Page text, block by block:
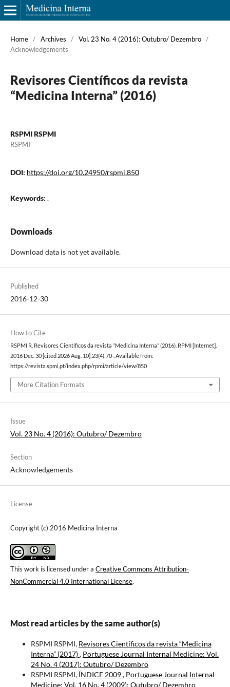
Home / Archives / Vol. 23 No. 4 (2016): Outubro/ Dezembro /
Acknowledgements
Revisores Científicos da revista
“Medicina Interna” (2016)
RSPMI RSPMI
RSPMI
DOI: https://doi.org/10.24950/rspmi.850
Keywords: .
Downloads
Download data is not yet available.
Published
2016-12-30
How to Cite
RSPMI R. Revisores Científicos da revista “Medicina Interna” (2016). RPMI [Internet].
2016 Dec. 30 [cited 2026 Aug. 10];23(4):70-. Available from:
https://revista.spmi.pt/index.php/rpmi/article/view/850
More Citation Formats
Issue
Vol. 23 No. 4 (2016): Outubro/ Dezembro
Section
Acknowledgements
License
Copyright (c) 2016 Medicina Interna
This work is licensed under a Creative Commons Attribution-
NonCommercial 4.0 International License.
Most read articles by the same author(s)
RSPMI RSPMI, Revisores Científicos da revista “Medicina
Interna” (2017), Portuguese Journal Internal Medicine: Vol.
24 No. 4 (2017): Outubro/ Dezembro
RSPMI RSPMI, ÍNDICE 2009, Portuguese Journal Internal
Medicine: Vol. 16 No. 4 (2009): Outubro/ Dezembro